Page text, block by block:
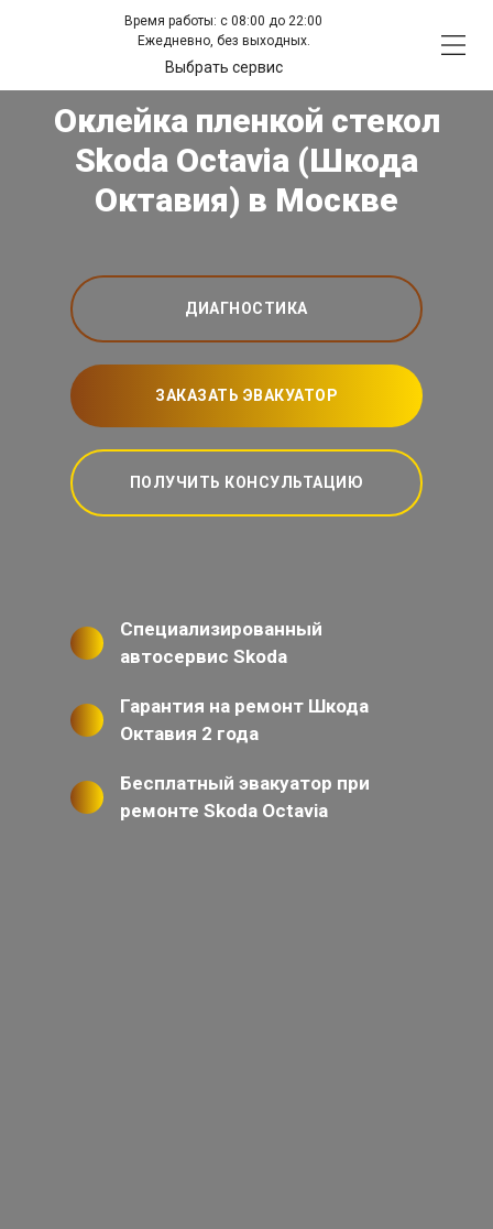
Время работы: с 08:00 до 22:00
Ежедневно, без выходных.
Выбрать сервис
Оклейка пленкой стекол
Skoda Octavia (Шкода
Октавия) в Москве
ДИАГНОСТИКА
ЗАКАЗАТЬ ЭВАКУАТОР
ПОЛУЧИТЬ КОНСУЛЬТАЦИЮ
Специализированный
автосервис Skoda
Гарантия на ремонт Шкода
Октавия 2 года
Бесплатный эвакуатор при
ремонте Skoda Octavia